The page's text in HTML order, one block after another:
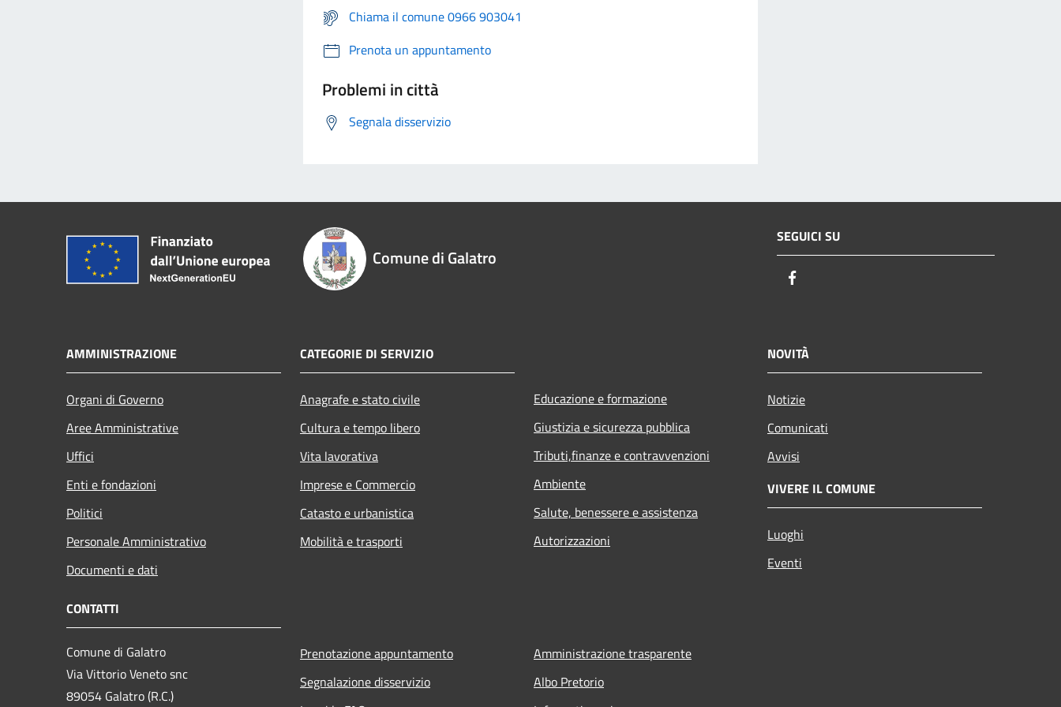
Chiama il comune 0966 903041
Prenota un appuntamento
Problemi in città
Segnala disservizio
Comune di Galatro
SEGUICI SU
AMMINISTRAZIONE
Organi di Governo
Aree Amministrative
Uffici
Enti e fondazioni
Politici
Personale Amministrativo
Documenti e dati
CATEGORIE DI SERVIZIO
Anagrafe e stato civile
Cultura e tempo libero
Vita lavorativa
Imprese e Commercio
Catasto e urbanistica
Mobilità e trasporti
Educazione e formazione
Giustizia e sicurezza pubblica
Tributi,finanze e contravvenzioni
Ambiente
Salute, benessere e assistenza
Autorizzazioni
NOVITÀ
Notizie
Comunicati
Avvisi
VIVERE IL COMUNE
Luoghi
Eventi
CONTATTI
Comune di Galatro
Via Vittorio Veneto snc
89054 Galatro (R.C.)
Prenotazione appuntamento
Segnalazione disservizio
Amministrazione trasparente
Albo Pretorio